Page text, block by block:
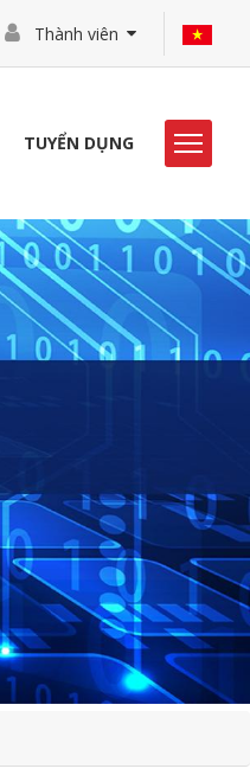
Thành viên
TUYỂN DỤNG